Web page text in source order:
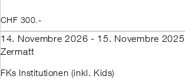
CHF 300.-
14. Novembre 2026 - 15. Novembre 2025
Zermatt
FKs Institutionen (inkl. Kids)